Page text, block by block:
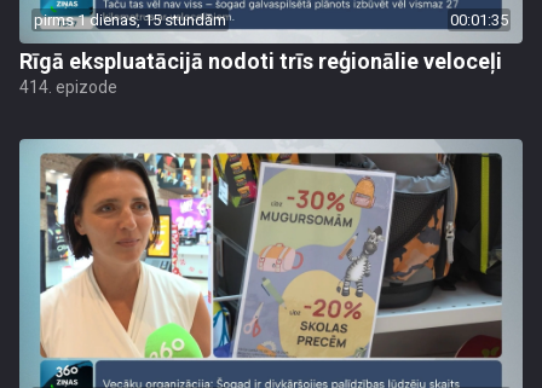
pirms 1 dienas, 15 stundām 00:01:35
Rīgā ekspluatācijā nodoti trīs reģionālie veloceļi
414. epizode